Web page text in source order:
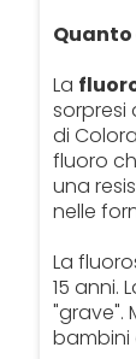
La
sorpresi
di
fluoro
una
nelle
La
15 anni.
"grave".
bambini